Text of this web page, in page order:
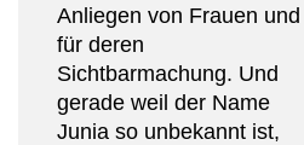
Anliegen von Frauen und
für deren
Sichtbarmachung. Und
gerade weil der Name
Junia so unbekannt ist,